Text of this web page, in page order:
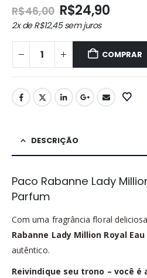
R$46,00 O
preço
original
era:
R$46,00.
R$24,90O
é:
2x deR$12,45sem juros
COMPRAR
DESCRIÇÃO
Paco Rabanne Lady
Parfum
Com uma fragrância floral
Rabanne Lady Million Royal
autêntico.
Reivindique seu trono – você é